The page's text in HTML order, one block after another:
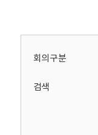
회
회의구분
검색